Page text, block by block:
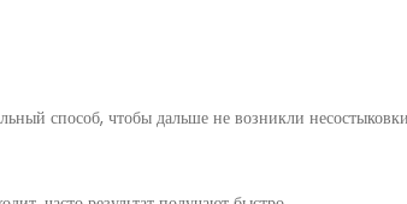
способ, чтобы дальше не возникли